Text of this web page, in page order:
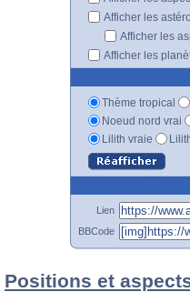
Afficher les
Afficher les
Afficher les
Thème tropical
Noeud nord vrai
Lilith vraie
Lien
BBCode
Positions et